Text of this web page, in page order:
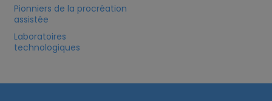
Pionniers de la procréation
assistée
Laboratoires
technologiques